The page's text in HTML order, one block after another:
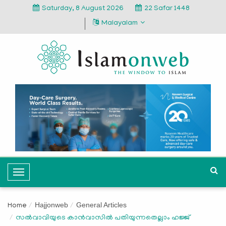
Saturday, 8 August 2026
22 Safar 1448
Malayalam
T
o
g
l
Home Hajjonweb General Articles
സല്‍വാവിയുടെ കാന്‍വാസില്‍ പതിയുന്നതെല്ലാം ഹജ്ജ്